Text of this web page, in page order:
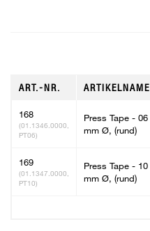
ART.-NR. ARTIKELNAME
168
(01.1346.0000,
PT06)
Press Tape - 06
mm Ø, (rund)
169
(01.1347.0000,
PT10)
Press Tape - 10
mm Ø, (rund)